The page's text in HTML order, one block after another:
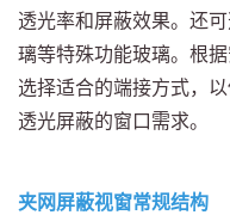
透光率和屏蔽效果。还
璃等特殊功能玻璃。根
选择适合的端接方式，
透光屏蔽的窗口需求。
夹网屏蔽视窗常规结构